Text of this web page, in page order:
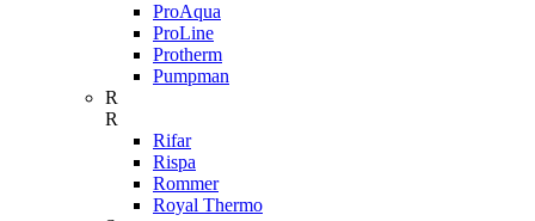
ProAqua
ProLine
Protherm
Pumpman
R
R
Rifar
Rispa
Rommer
Royal Thermo